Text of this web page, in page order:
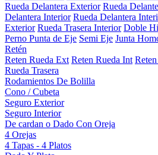
Rueda Delantera Exterior Rueda
Delantera Interior Rueda Delantera
Exterior Rueda Trasera Interior Doble
Perno Punta de Eje Semi Eje Junta
Retén
Reten Rueda Ext Reten Rueda Int
Rueda Trasera
Rodamientos De Bolilla
Cono / Cubeta
Seguro Exterior
Seguro Interior
De cardan o Dado Con Oreja
4 Orejas
4 Tapas - 4 Platos